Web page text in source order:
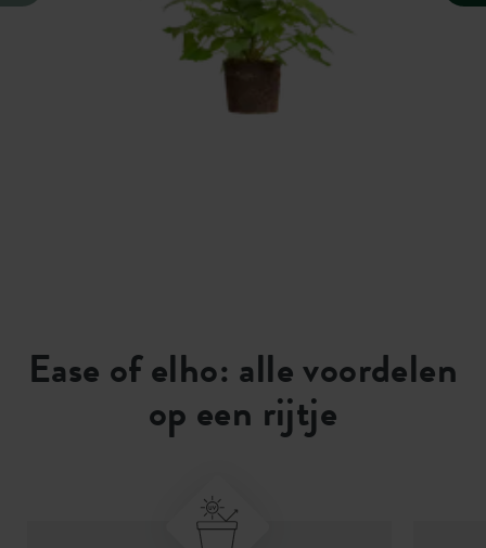
Ease of elho: alle voordelen
op een rijtje